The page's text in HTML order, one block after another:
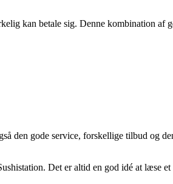
kan betale sig. Denne kombination af
den gode service, forskellige tilbud og
Det er altid en god idé at læse